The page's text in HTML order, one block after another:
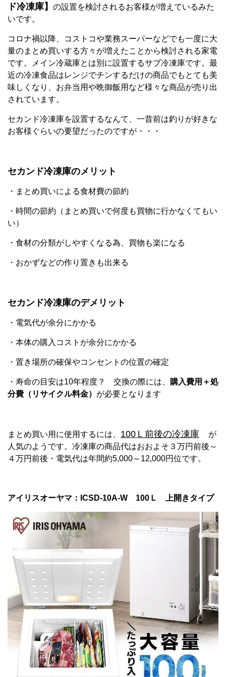
ド冷凍庫】 の設置を検討されるお客様が増えているみた
いです。
コロナ禍以降、コストコや業務スーパーなどでも一度に大
量のまとめ買いする方々が増えたことから検討される家電
です。メイン冷蔵庫とは別に設置するサブ冷凍庫です。最
近の冷凍食品はレンジでチンするだけの商品でもとても美
味しくなり、お弁当用や晩御飯用など様々な商品が売り出
されています。
セカンド冷凍庫を設置するなんて、一昔前は釣りが好きな
お客様ぐらいの要望だったのですが・・・
セカンド冷凍庫のメリット
・まとめ買いによる食材費の節約
・時間の節約（まとめ買いで何度も買物に行かなくてもい
い）
・食材の分類がしやすくなる為、買物も楽になる
・おかずなどの作り置きも出来る
セカンド冷凍庫のデメリット
・電気代が余分にかかる
・本体の購入コストが余分にかかる
・置き場所の確保やコンセントの位置の確定
・寿命の目安は10年程度？ 交換の際には、 購入費用＋処
分費（リサイクル料金） が必要となります
まとめ買い用に使用するには、 100Ｌ前後の冷凍庫
が
人気のようです。 冷凍庫の商品代はおおよそ３万円前後～
４万円前後・電気代は年間約5,000～12,000円位です。
アイリスオーヤマ：ICSD-10A-W 100Ｌ 上開きタイプ